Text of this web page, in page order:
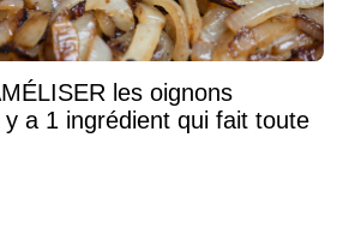
les oignons
a 1 ingrédient qui fait toute